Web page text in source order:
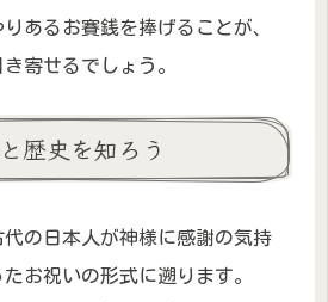
あるお賽銭を捧げることが、
寄せるでしょう。
歴史を知ろう
の日本人が神様に感謝の気持
お祝いの形式に遡ります。